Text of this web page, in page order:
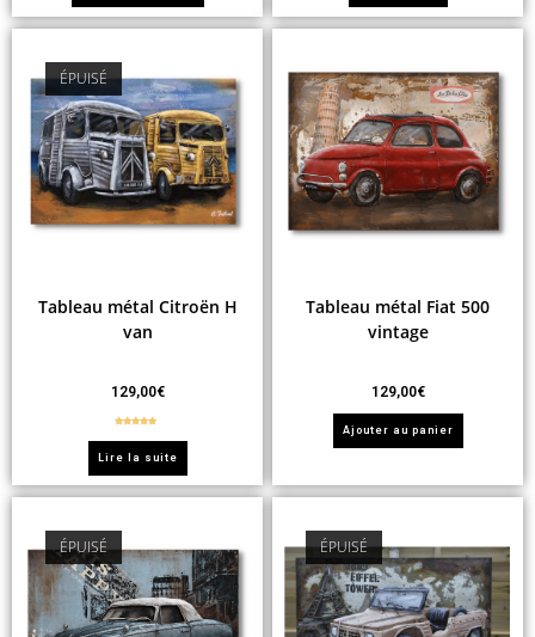
ÉPUISÉ
Tableau métal Citroën H
van
129,00€
Lire la suite
Tableau métal Fiat 500
vintage
129,00€
Ajouter au panier
ÉPUISÉ ÉPUISÉ